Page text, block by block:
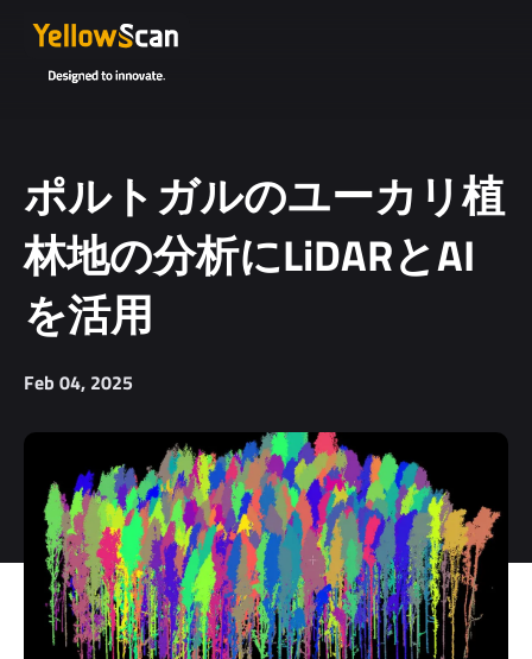
ポルトガルのユーカリ植
林地の分析にLiDARとAI
を活用
Feb 04, 2025
Project
I agree to
receive
newsletter.
I agree to the
storage and
processing
of my
personal
data.*